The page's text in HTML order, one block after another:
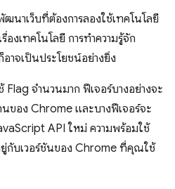
นาเว็บที่ต้องการลองใช้เทคโนโลยี
งเทคโนโลยี การทำความรู้จัก
าจเป็นประโยชน์อย่างยิ่ง
จำนวนมาก ฟีเจอร์บางอย่างจะ
ของ Chrome และบางฟีเจอร์จะ
API ใหม่ ความพร้อมใช้
กับเวอร์ชันของ Chrome ที่คุณใช้